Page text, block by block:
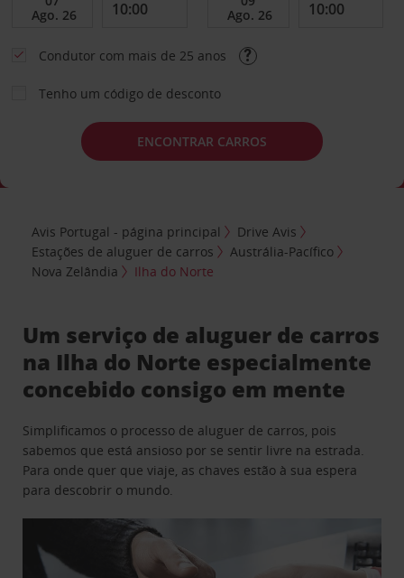
Condutor com mais de 25 anos
Tenho um código de desconto
ENCONTRAR CARROS
Avis Portugal - página principal
Drive Avis
Estações de aluguer de carros
Austrália-Pacífico
Nova Zelândia
Ilha do Norte
Um serviço de aluguer de carros
na Ilha do Norte especialmente
concebido consigo em mente
Simplificamos o processo de aluguer de carros, pois
sabemos que está ansioso por se sentir livre na estrada.
Para onde quer que viaje, as chaves estão à sua espera
para descobrir o mundo.